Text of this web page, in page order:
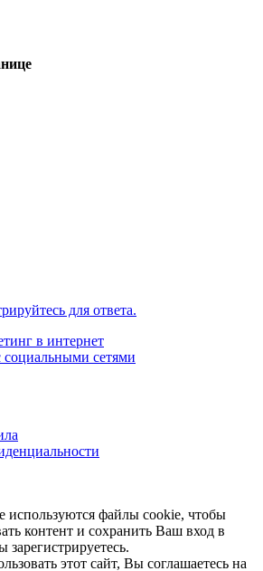
для ответа.
в интернет
социальными сетями
используются файлы cookie, чтобы
контент и сохранить Ваш вход в
зарегистрируетесь.
этот сайт, Вы соглашаетесь на